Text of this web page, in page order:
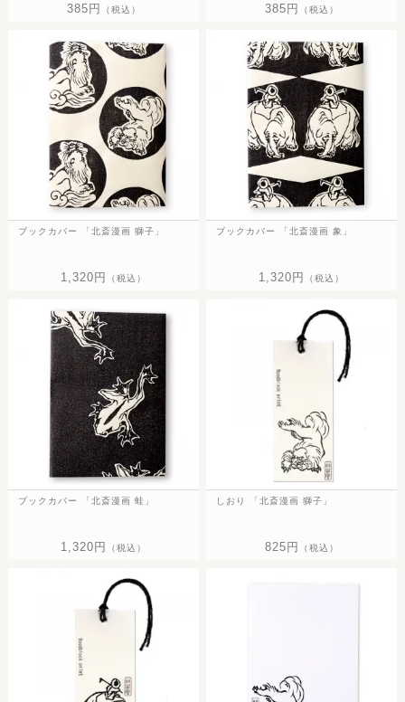
385円 （税込） 385円 （税込）
ブックカバー 「北斎漫画 獅子」
1,320円 （税込）
ブックカバー 「北斎漫画 象」
1,320円 （税込）
ブックカバー 「北斎漫画 蛙」
1,320円 （税込）
しおり 「北斎漫画 獅子」
825円 （税込）